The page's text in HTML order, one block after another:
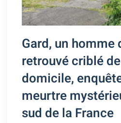
Gard, un homme
retrouvé criblé
domicile,
meurtre
sud de la France